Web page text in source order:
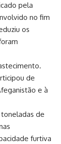
pela
no fim
os
de
e à
de
furtiva